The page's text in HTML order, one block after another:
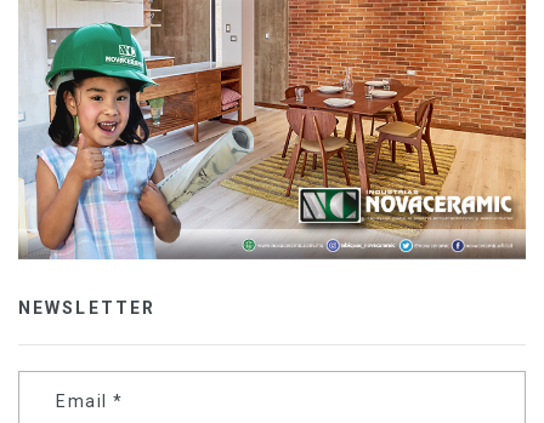
NEWSLETTER
Email *